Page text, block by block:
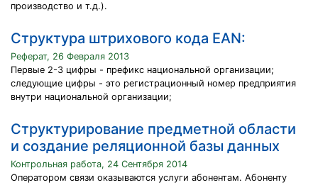
производство и т.д.).
Структура штрихового кода EAN:
Реферат, 26 Февраля 2013
Первые 2-3 цифры - префикс национальной организации;
следующие цифры - это регистрационный номер предприятия
внутри национальной организации;
Структурирование предметной области
и создание реляционной базы данных
Контрольная работа, 24 Сентября 2014
Оператором связи оказываются услуги абонентам. Абоненту